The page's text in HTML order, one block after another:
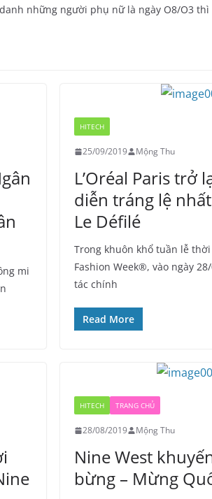
những người phụ nữ là ngày O8/O3 thì
mi
HITECH
25/09/2019 Mộng Thu
L’Oréal Paris trở
diễn tráng lệ
Le Défilé
Trong khuôn khổ tuần lễ
Fashion Week®, vào ngày
tác chính
Read More
HITECH TRANG CHỦ
28/08/2019 Mộng Thu
Nine West
bừng – Mừng